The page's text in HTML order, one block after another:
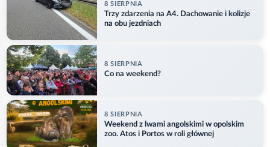
8 SIERPNIA
Trzy zdarzenia na A4. Dachowanie i kolizje
na obu jezdniach
8 SIERPNIA
Co na weekend?
8 SIERPNIA
Weekend z lwami angolskimi w opolskim
zoo. Atos i Portos w roli głównej